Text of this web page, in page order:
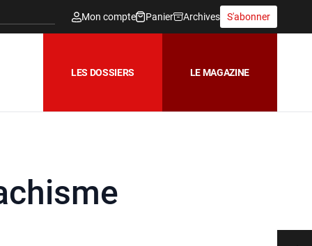
Mon compte Panier Archives S'abonner
LES DOSSIERS LE MAGAZINE